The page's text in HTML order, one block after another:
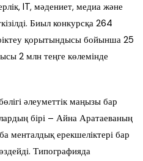
IT, мәдениет, медиа және
Биыл конкурсқа 264
қорытындысы бойынша 25
2 млн теңге көлемінде
әлеуметтік маңызы бар
бірі – Айна Аратаеваның
менталдық ерекшеліктері бар
Типографияда